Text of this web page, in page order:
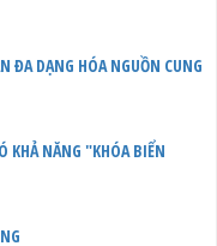
ĐA DẠNG HÓA NGUỒN CUNG
KHẢ NĂNG "KHÓA BIỂN